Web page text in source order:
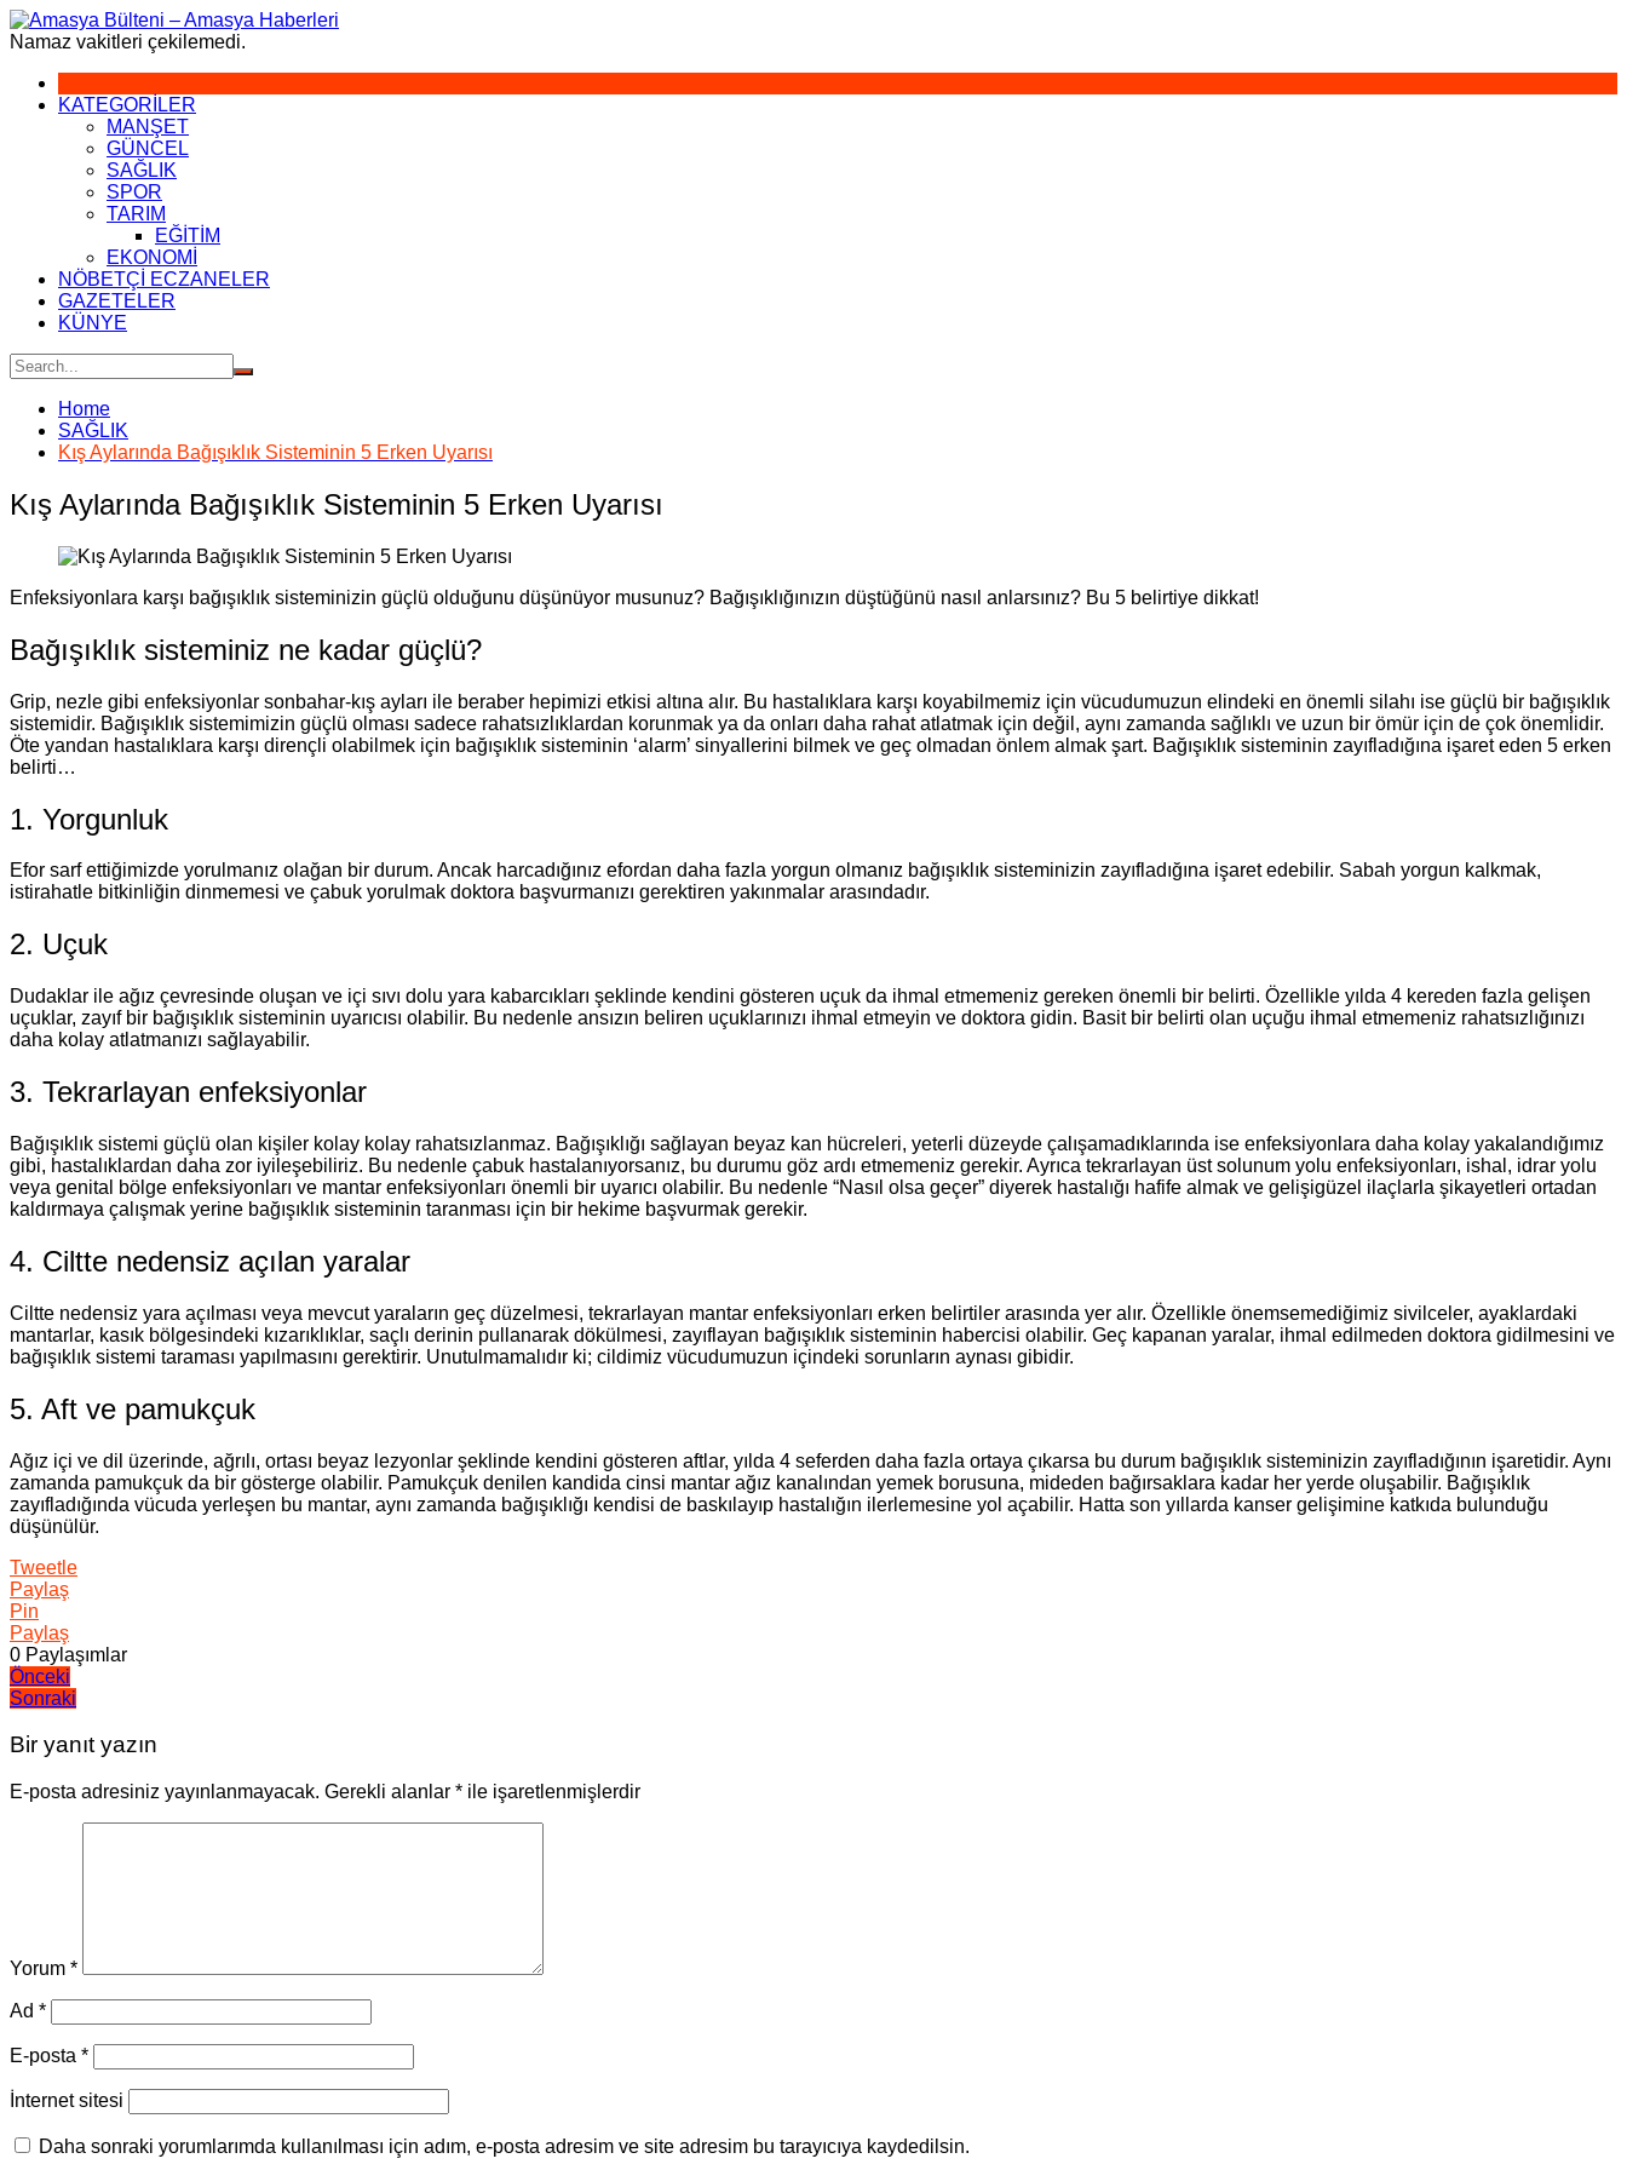
Skip
to
Namaz vakitleri çekilemedi.
KATEGORİLER
MANŞET
GÜNCEL
SAĞLIK
SPOR
TARIM
EĞİTİM
EKONOMİ
NÖBETÇİ ECZANELER
GAZETELER
KÜNYE
Home
SAĞLIK
Kış Aylarında Bağışıklık Sisteminin 5 Erken Uyarısı
Kış Aylarında Bağışıklık Sisteminin 5 Erken Uyarısı
Enfeksiyonlara karşı bağışıklık sisteminizin güçlü olduğunu düşünüyor musunuz? Bağışıklığınızın düştüğünü nasıl anlarsınız? Bu 5 belirtiye dikkat!
Bağışıklık sisteminiz ne kadar güçlü?
Grip, nezle gibi enfeksiyonlar sonbahar-kış ayları ile beraber hepimizi etkisi altına alır. Bu hastalıklara karşı koyabilmemiz için vücudumuzun elindeki en önemli silahı ise güçlü bir bağışıklık
sistemidir. Bağışıklık sistemimizin güçlü olması sadece rahatsızlıklardan korunmak ya da onları daha rahat atlatmak için değil, aynı zamanda sağlıklı ve uzun bir ömür için de çok önemlidir.
Öte yandan hastalıklara karşı dirençli olabilmek için bağışıklık sisteminin ‘alarm’ sinyallerini bilmek ve geç olmadan önlem almak şart. Bağışıklık sisteminin zayıfladığına işaret eden 5 erken
belirti…
1. Yorgunluk
Efor sarf ettiğimizde yorulmanız olağan bir durum. Ancak harcadığınız efordan daha fazla yorgun olmanız bağışıklık sisteminizin zayıfladığına işaret edebilir. Sabah yorgun kalkmak,
istirahatle bitkinliğin dinmemesi ve çabuk yorulmak doktora başvurmanızı gerektiren yakınmalar arasındadır.
2. Uçuk
Dudaklar ile ağız çevresinde oluşan ve içi sıvı dolu yara kabarcıkları şeklinde kendini gösteren uçuk da ihmal etmemeniz gereken önemli bir belirti. Özellikle yılda 4 kereden fazla gelişen
uçuklar, zayıf bir bağışıklık sisteminin uyarıcısı olabilir. Bu nedenle ansızın beliren uçuklarınızı ihmal etmeyin ve doktora gidin. Basit bir belirti olan uçuğu ihmal etmemeniz rahatsızlığınızı
daha kolay atlatmanızı sağlayabilir.
3. Tekrarlayan enfeksiyonlar
Bağışıklık sistemi güçlü olan kişiler kolay kolay rahatsızlanmaz. Bağışıklığı sağlayan beyaz kan hücreleri, yeterli düzeyde çalışamadıklarında ise enfeksiyonlara daha kolay yakalandığımız
gibi, hastalıklardan daha zor iyileşebiliriz. Bu nedenle çabuk hastalanıyorsanız, bu durumu göz ardı etmemeniz gerekir. Ayrıca tekrarlayan üst solunum yolu enfeksiyonları, ishal, idrar yolu
veya genital bölge enfeksiyonları ve mantar enfeksiyonları önemli bir uyarıcı olabilir. Bu nedenle “Nasıl olsa geçer” diyerek hastalığı hafife almak ve gelişigüzel ilaçlarla şikayetleri ortadan
kaldırmaya çalışmak yerine bağışıklık sisteminin taranması için bir hekime başvurmak gerekir.
4. Ciltte nedensiz açılan yaralar
Ciltte nedensiz yara açılması veya mevcut yaraların geç düzelmesi, tekrarlayan mantar enfeksiyonları erken belirtiler arasında yer alır. Özellikle önemsemediğimiz sivilceler, ayaklardaki
mantarlar, kasık bölgesindeki kızarıklıklar, saçlı derinin pullanarak dökülmesi, zayıflayan bağışıklık sisteminin habercisi olabilir. Geç kapanan yaralar, ihmal edilmeden doktora gidilmesini ve
bağışıklık sistemi taraması yapılmasını gerektirir. Unutulmamalıdır ki; cildimiz vücudumuzun içindeki sorunların aynası gibidir.
5. Aft ve pamukçuk
Ağız içi ve dil üzerinde, ağrılı, ortası beyaz lezyonlar şeklinde kendini gösteren aftlar, yılda 4 seferden daha fazla ortaya çıkarsa bu durum bağışıklık sisteminizin zayıfladığının işaretidir. Aynı
zamanda pamukçuk da bir gösterge olabilir. Pamukçuk denilen kandida cinsi mantar ağız kanalından yemek borusuna, mideden bağırsaklara kadar her yerde oluşabilir. Bağışıklık
zayıfladığında vücuda yerleşen bu mantar, aynı zamanda bağışıklığı kendisi de baskılayıp hastalığın ilerlemesine yol açabilir. Hatta son yıllarda kanser gelişimine katkıda bulunduğu
düşünülür.
Tweetle
Paylaş
Pin
Paylaş
0 Paylaşımlar
Yazı
gezinmesi
Önceki
Sonraki
Bir yanıt yazın
E-posta adresiniz yayınlanmayacak. Gerekli alanlar * ile işaretlenmişlerdir
Yorum *
Ad *
E-posta *
İnternet sitesi
Daha sonraki yorumlarımda kullanılması için adım, e-posta adresim ve site adresim bu tarayıcıya kaydedilsin.